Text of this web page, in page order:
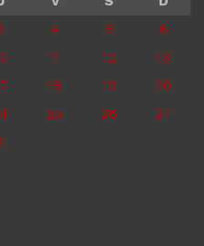
4 5
6
11 12
13
18 19
20
25 26
27